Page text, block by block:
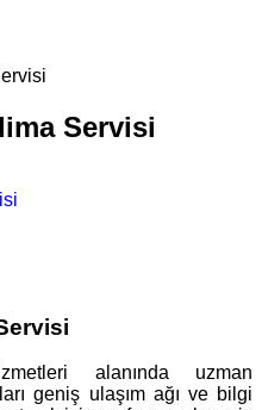
Servisi
alanında uzman
geniş ulaşım ağı ve bilgi